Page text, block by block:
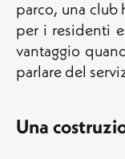
parco, una club
per i residenti
vantaggio
parlare del
Una